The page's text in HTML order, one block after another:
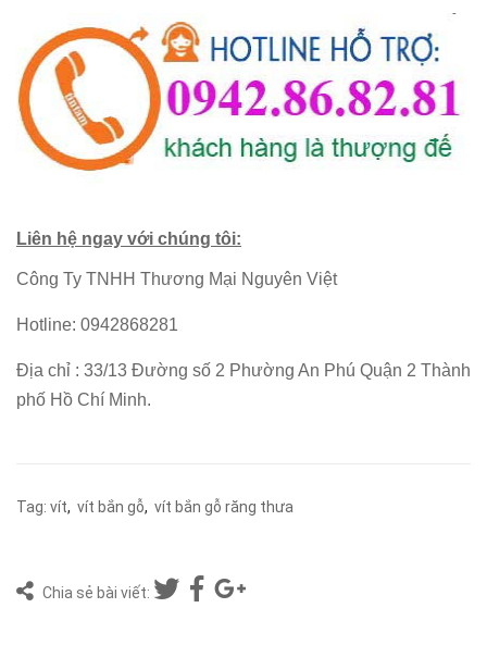
Liên hệ ngay với chúng tôi:
Công Ty TNHH Thương Mại Nguyên Việt
Hotline: 0942868281
Địa chỉ : 33/13 Đường số 2 Phường An Phú Quận 2 Thành
phố Hồ Chí Minh.
Tag: vít, vít bắn gỗ, vít bắn gỗ răng thưa
Chia sẻ bài viết: